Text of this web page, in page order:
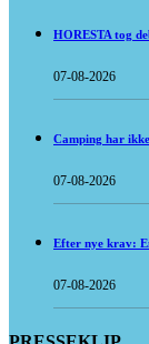
HORESTA tog
07-08-2026
Camping har
07-08-2026
Efter nye krav:
07-08-2026